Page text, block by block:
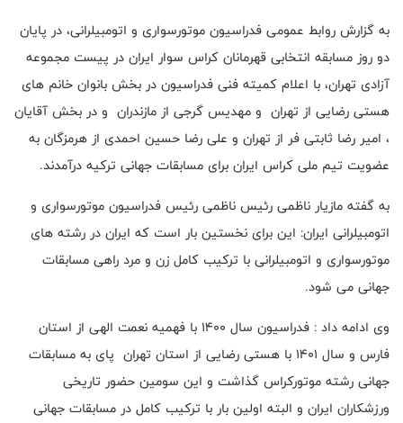
به گزارش روابط عمومی فدراسیون موتورسواری و اتومبیلرانی، در پایان
دو روز مسابقه انتخابی قهرمانان کراس سوار ایران در پیست مجموعه
آزادی تهران، با اعلام کمیته فنی فدراسیون در بخش بانوان خانم های
هستی رضایی از تهران و مهدیس گرجی از مازندران و در بخش آقایان
، امیر رضا ثابتی فر از تهران و علی رضا حسین احمدی از هرمزگان به
عضویت تیم ملی کراس ایران برای مسابقات جهانی ترکیه درآمدند.
به گفته مازیار ناظمی رئیس ناظمی رئیس فدراسیون موتورسواری و
اتومبیلرانی ایران: این برای نخستین بار است که ایران در رشته های
موتورسواری و اتومبیلرانی با ترکیب کامل زن و مرد راهی مسابقات
جهانی می شود.
وی ادامه داد : فدراسیون سال ۱۴۰۰ با فهمیه نعمت الهی از استان
فارس و سال ۱۴۰۱ با هستی رضایی از استان تهران پای به مسابقات
جهانی رشته موتورکراس گذاشت و این سومین حضور تاریخی
ورزشکاران ایران و البته اولین بار با ترکیب کامل در مسابقات جهانی